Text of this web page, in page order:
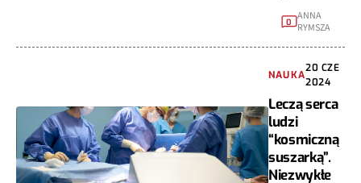
0
ANNA
RYMSZA
NAUKA
20 CZE
2024
Leczą serca
ludzi
“kosmiczną
suszarką”.
Niezwykłe